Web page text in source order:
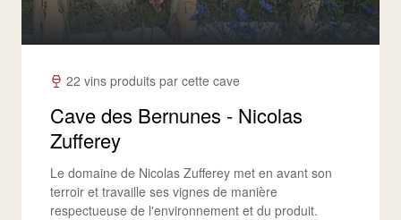
22 vins produits par cette cave
Cave des Bernunes - Nicolas
Zufferey
Le domaine de Nicolas Zufferey met en avant son
terroir et travaille ses vignes de manière
respectueuse de l'environnement et du produit.